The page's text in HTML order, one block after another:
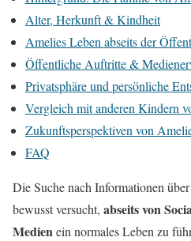
Alter, Herkunft & Kindheit
Amelies Leben abseits der
Öffentliche Auftritte &
Privatsphäre und persönliche
Vergleich mit anderen Kindern
Zukunftsperspektiven von
FAQ
Die Suche nach Informationen
bewusst versucht, abseits von
Medienein normales Leben zu